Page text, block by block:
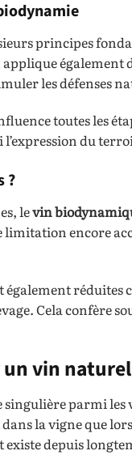
principes
également
les défenses
toutes les
du
?
levin
encore
également réduites
Cela confère
vin
singulière parmi les
la vigne que
existe depuis